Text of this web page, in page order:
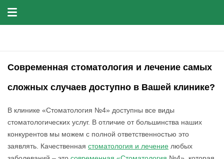
Современная стоматология и лечение самых
сложных случаев доступно в Вашей клинике?
В клинике «Стоматология №4» доступны все виды
стоматологических услуг. В отличие от большинства наших
конкурентов мы можем с полной ответственностью это
заявлять. Качественная стоматология и лечение любых